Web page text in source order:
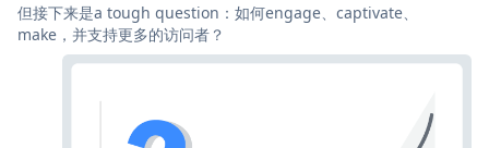
但接下来是a tough question：如何engage、captivate、
make，并支持更多的访问者？